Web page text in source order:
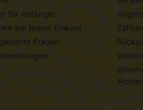
für Anfänger
bei jedem Einkauf
Fragen